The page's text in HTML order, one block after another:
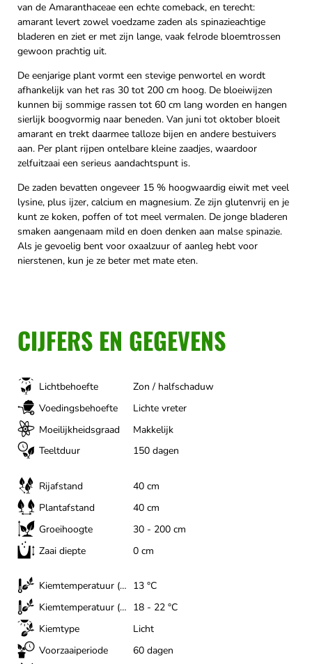
van de Amaranthaceae een echte comeback, en terecht:
amarant levert zowel voedzame zaden als spinazieachtige
bladeren en ziet er met zijn lange, vaak felrode bloemtrossen
gewoon prachtig uit.
De eenjarige plant vormt een stevige penwortel en wordt
afhankelijk van het ras 30 tot 200 cm hoog. De bloeiwijzen
kunnen bij sommige rassen tot 60 cm lang worden en hangen
sierlijk boogvormig naar beneden. Van juni tot oktober bloeit
amarant en trekt daarmee talloze bijen en andere bestuivers
aan. Per plant rijpen ontelbare kleine zaadjes, waardoor
zelfuitzaai een serieus aandachtspunt is.
De zaden bevatten ongeveer 15 % hoogwaardig eiwit met veel
lysine, plus ijzer, calcium en magnesium. Ze zijn glutenvrij en je
kunt ze koken, poffen of tot meel vermalen. De jonge bladeren
smaken aangenaam mild en doen denken aan malse spinazie.
Als je gevoelig bent voor oxaalzuur of aanleg hebt voor
nierstenen, kun je ze beter met mate eten.
CIJFERS EN GEGEVENS
Lichtbehoefte
Zon / halfschaduw
Voedingsbehoefte
Lichte vreter
Moeilijkheidsgraad
Makkelijk
Teeltduur
150 dagen
Rijafstand
40 cm
Plantafstand
40 cm
Groeihoogte
30 - 200 cm
Zaai diepte
0 cm
Kiemtemperatuur (minimum)
13 °C
Kiemtemperatuur (optimaal)
18 - 22 °C
Kiemtype
Licht
Voorzaaiperiode
60 dagen